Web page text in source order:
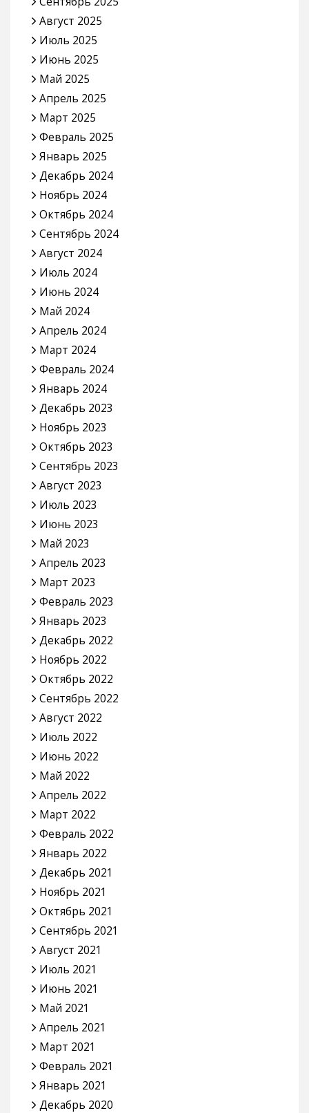
Август 2025
Июль 2025
Июнь 2025
Май 2025
Апрель 2025
Март 2025
Февраль 2025
Январь 2025
Декабрь 2024
Ноябрь 2024
Октябрь 2024
Сентябрь 2024
Август 2024
Июль 2024
Июнь 2024
Май 2024
Апрель 2024
Март 2024
Февраль 2024
Январь 2024
Декабрь 2023
Ноябрь 2023
Октябрь 2023
Сентябрь 2023
Август 2023
Июль 2023
Июнь 2023
Май 2023
Апрель 2023
Март 2023
Февраль 2023
Январь 2023
Декабрь 2022
Ноябрь 2022
Октябрь 2022
Сентябрь 2022
Август 2022
Июль 2022
Июнь 2022
Май 2022
Апрель 2022
Март 2022
Февраль 2022
Январь 2022
Декабрь 2021
Ноябрь 2021
Октябрь 2021
Сентябрь 2021
Август 2021
Июль 2021
Июнь 2021
Май 2021
Апрель 2021
Март 2021
Февраль 2021
Январь 2021
Декабрь 2020